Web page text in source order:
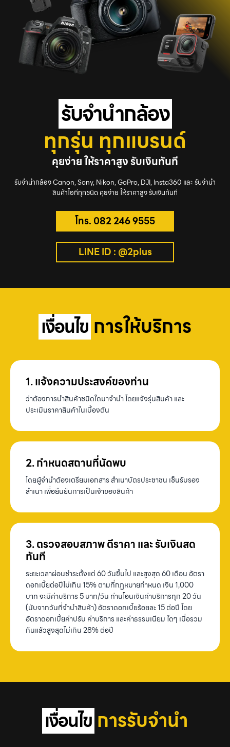
รับจํานำกล้อง
ทุกรุ่น ทุกแบรนด์
คุยง่าย ให้ราคาสูง รับเงินทันที
รับจำนำกล้อง Canon, Sony, Nikon, GoPro, DJI, Insta360 และ รับจำนำ
สินค้าไอทีทุกชนิด คุยง่าย ให้ราคาสูง รับเงินทันที
โทร. 082 246 9555
LINE ID : @2plus
เงื่อนไข การให้บริการ
1. แจ้งความประสงค์ของท่าน
ว่าต้องการนำสินค้าชนิดใดมาจำนำ โดยแจ้งรุ่นสินค้า และ
ประเมินราคาสินค้าในเบื้องต้น
2. กำหนดสถานที่นัดพบ
โดยผู้จำนำต้องเตรียมเอกสาร สำเนาบัตรประชาชน เซ็นรับรอง
สำเนา เพื่อยืนยันการเป็นเจ้าของสินค้า
3. ตรวจสอบสภาพ ตีราคา และ รับเงินสด
ทันที
ระยะเวลาผ่อนชำระตั้งแต่ 60 วันขึ้นไป และสูงสุด 60 เดือน อัตรา
ดอกเบี้ยต่อปีไม่เกิน 15% ตามที่กฏหมายกำหนด เงิน 1,000
บาท จะมีค่าบริการ 5 บาท/วัน ท่านโอนเงินค่าบริการทุก 20 วัน
(นับจากวันที่จำนำสินค้า) อัตราดอกเบี้ยร้อยละ 15 ต่อปี โดย
อัตราดอกเบี้ยค่าปรับ ค่าบริการ และค่าธรรมเนียม ใดๆ เมื่อรวม
กันแล้วสูงสุดไม่เกิน 28% ต่อปี
เงื่อนไข การรับจำนำ